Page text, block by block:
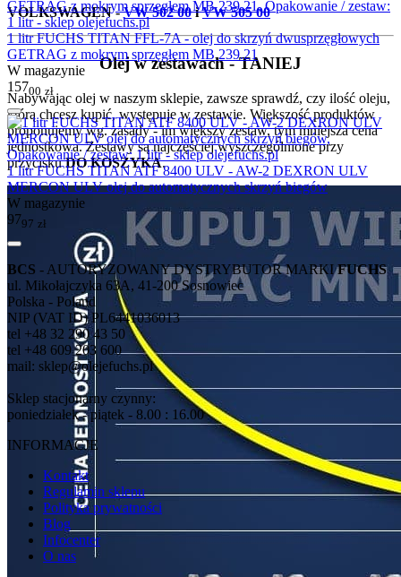
VOLKSWAGEN - VW 502 00iVW 505 00
Olej w zestawach - TANIEJ
Nabywając olej w naszym sklepie, zawsze sprawdź, czy ilość oleju,
którą chcesz kupić, występuje w zestawie. Większość produktów
proponujemy wg. zasady - im większy zestaw, tym mniejsza cena
jednostkowa. Zestawy są najczęściej wyszczególnione przy
przyciskuDO KOSZYKA.
1 litr FUCHS TITAN FFL-7A - olej do skrzyń dwusprzęgłowych
GETRAG z mokrym sprzęgłem MB 239.21
W magazynie
15700 zł
1 litr FUCHS TITAN ATF 8400 ULV - AW-2 DEXRON ULV
MERCON ULV olej do automatycznych skrzyń biegów
W magazynie
9797 zł
BCS - AUTORYZOWANY DYSTRYBUTOR MARKIFUCHS
ul. Mikołajczyka 63A, 41-200 Sosnowiec
Polska - Poland
NIP (VAT ID) PL6441036013
tel +48 32 290 43 50
tel +48 609 203 600
mail: sklep@olejefuchs.pl
Sklep stacjonarny czynny:
poniedziałek - piątek - 8.00 : 16.00
INFORMACJE
Kontakt
Regulamin sklepu
Polityka prywatności
Blog
Infocenter
O nas